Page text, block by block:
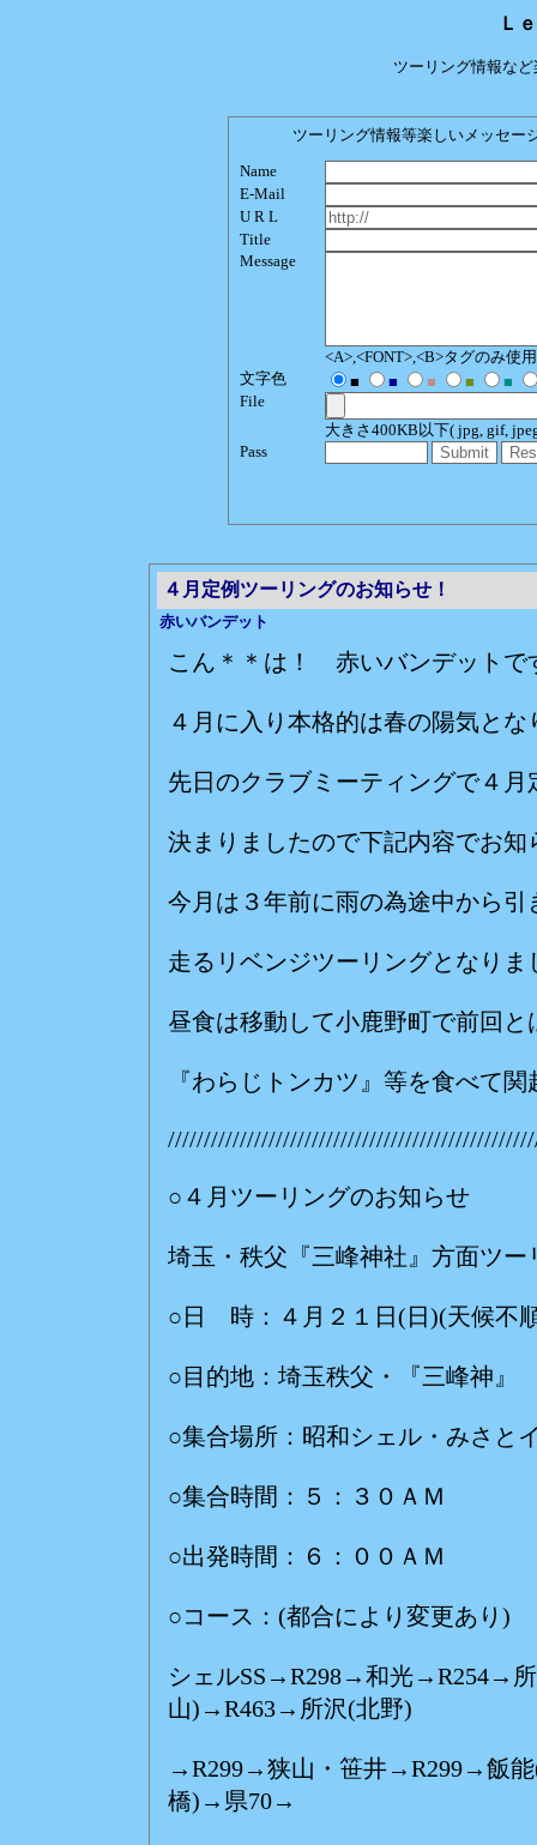
Ｌ
ツーリング情報な
ツーリング情報等楽しいメッセー
Name
E-Mail
U R L
Title
Message
<A>,<FONT>,<B>タグのみ使
文字色
■ ■ ■ ■
■
File
大きさ400KB以下( jpg, gif,
Pass
４月定例ツーリングのお知らせ！
赤いバンデット
こん＊＊は！ 赤いバンデットで
４月に入り本格的は春の陽気とな
先日のクラブミーティングで４
決まりましたので下記内容でお知
今月は３年前に雨の為途中から
走るリベンジツーリングとなり
昼食は移動して小鹿野町で前回と
『わらじトンカツ』等を食べて
○４月ツーリングのお知らせ
埼玉・秩父『三峰神社』方面ツー
○日 時：４月２１日(日)(天候不
○目的地：埼玉秩父・『三峰神』
○集合場所：昭和シェル・みさと
○集合時間：５：３０ＡＭ
○出発時間：６：００ＡＭ
○コース：(都合により変更あり)
シェルSS→R298→和光→R254→
山)→R463→所沢(北野)
→R299→狭山・笹井→R299→飯
橋)→県70→